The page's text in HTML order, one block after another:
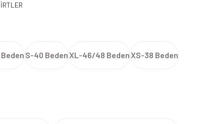
S-40 BedenXL-46/48 BedenXS-38 Beden